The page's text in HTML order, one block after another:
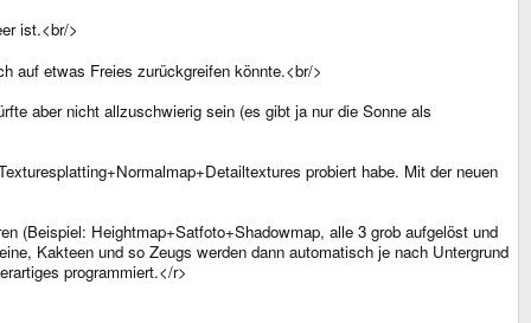
ist.<br/>
auf etwas Freies zurückgreifen könnte.<br/>
aber nicht allzuschwierig sein (es gibt ja nur die Sonne als
probiert habe. Mit der neuen
(Beispiel: Heightmap+Satfoto+Shadowmap, alle 3 grob aufgelöst und
Kakteen und so Zeugs werden dann automatisch je nach Untergrund
programmiert.</r>